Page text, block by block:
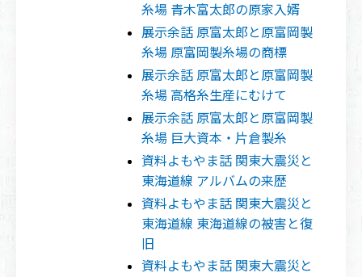
糸場 青木富太郎の原家入婿
展示余話 原富太郎と原富岡製
糸場 原富岡製糸場の商標
展示余話 原富太郎と原富岡製
糸場 高格糸生産にむけて
展示余話 原富太郎と原富岡製
糸場 巨大資本・片倉製糸
資料よもやま話 関東大震災と
東海道線 アルバムの来歴
資料よもやま話 関東大震災と
東海道線 東海道線の被害と復
旧
資料よもやま話 関東大震災と